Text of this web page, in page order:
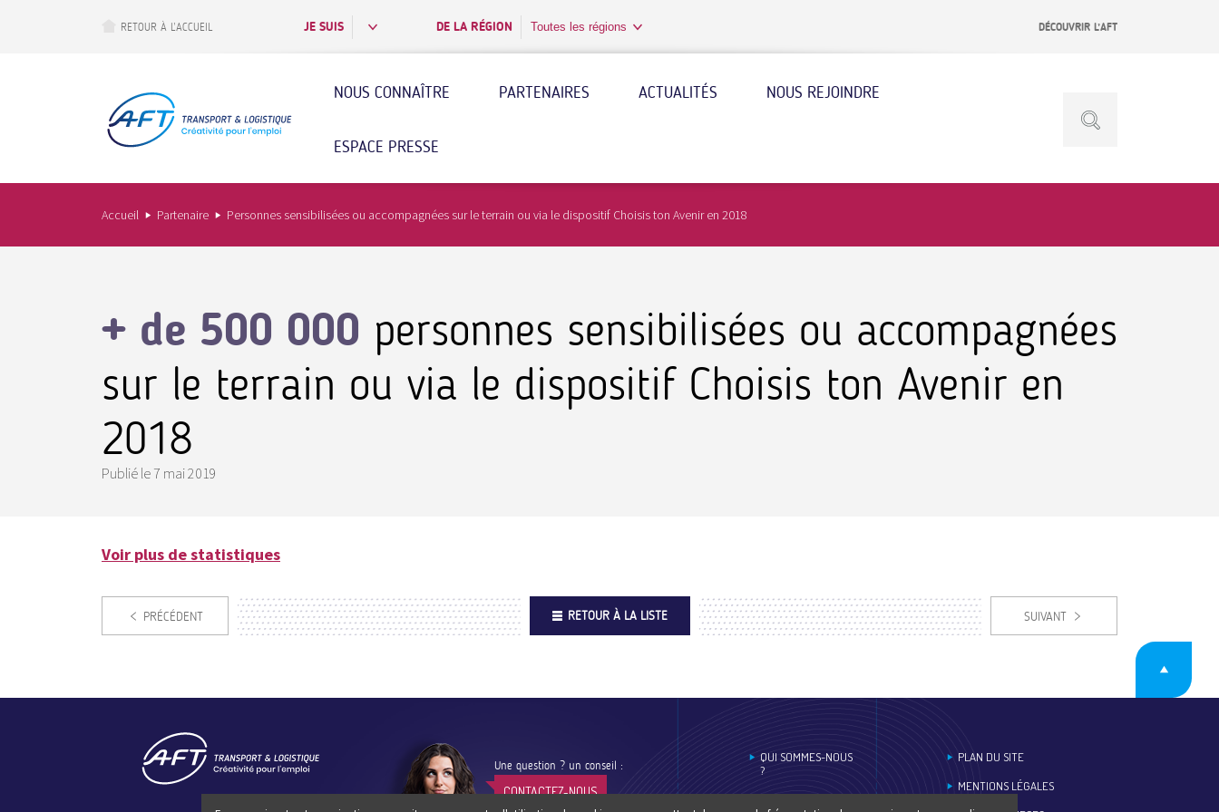
RETOUR À L’ACCUEIL JE SUIS DE LA RÉGION Toutes les régions DÉCOUVRIR L’AFT
NOUS CONNAÎTRE PARTENAIRES ACTUALITÉS NOUS REJOINDRE
ESPACE PRESSE
Accueil Partenaire Personnes sensibilisées ou accompagnées sur le terrain ou via le dispositif Choisis ton Avenir en 2018
+ de 500 000 personnes sensibilisées ou accompagnées
sur le terrain ou via le dispositif Choisis ton Avenir en
2018
Publié le 7 mai 2019
Voir plus de statistiques
PRÉCÉDENT RETOUR À LA LISTE SUIVANT
Une question ? un conseil :
CONTACTEZ-NOUS
QUI SOMMES-NOUS
?
PLAN DU SITE
MENTIONS LÉGALES